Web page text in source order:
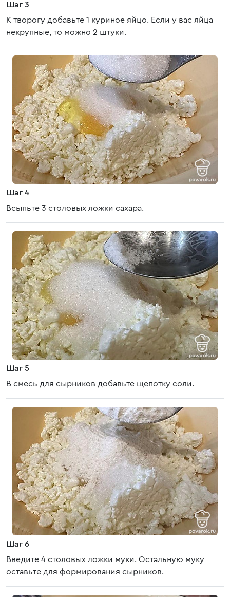
Шаг 3
К творогу добавьте 1 куриное яйцо. Если у вас яйца
некрупные, то можно 2 штуки.
Шаг 4
Всыпьте 3 столовых ложки сахара.
Шаг 5
В смесь для сырников добавьте щепотку соли.
Шаг 6
Введите 4 столовых ложки муки. Остальную муку
оставьте для формирования сырников.